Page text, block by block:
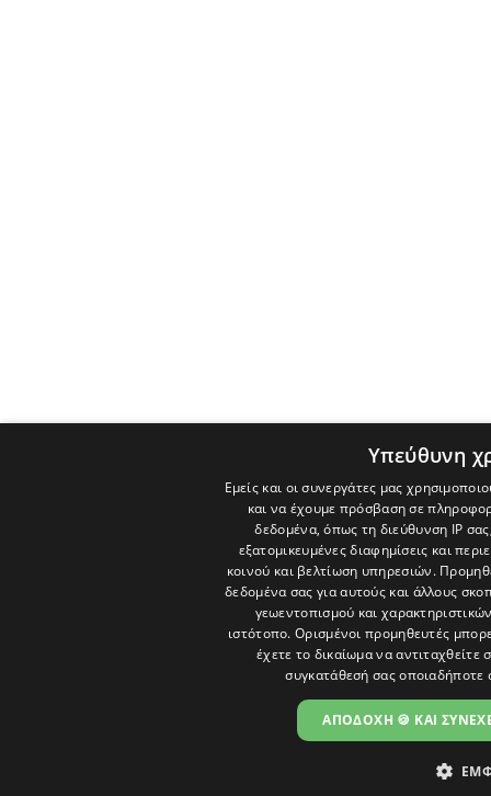
Υπεύθυνη
Εμείς και οι συνεργάτες μας
και να έχουμε πρόσβαση σε
δεδομένα, όπως τη διεύθυνση IP
εξατομικευμένες διαφημίσεις και
κοινού και βελτίωση υπηρεσιών.
δεδομένα σας για αυτούς και άλλους
γεωεντοπισμού και
ιστότοπο. Ορισμένοι προμηθευτές
έχετε το δικαίωμα να αντιταχθείτε
συγκατάθεσή σας οποιαδήποτε
ΑΠΟΔΟΧΗ 🍪 ΚΑΙ